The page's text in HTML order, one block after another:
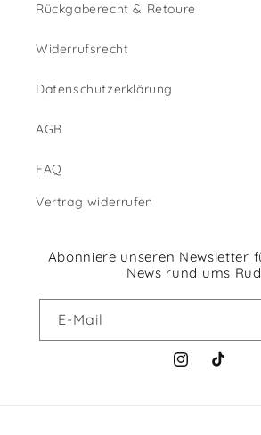
Rückgaberecht & Retoure
Widerrufsrecht
Datenschutzerklärung
AGB
FAQ
Vertrag widerrufen
Abonniere unseren Newsletter
News rund ums
E-Mail
Instagram
TikTok